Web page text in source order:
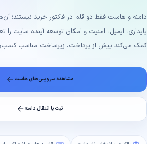
دامنه و هاست فقط دو قلم در فاکتور خرید نیستند؛
پایداری، ایمیل، امنیت و امکان توسعه آینده سایت را
کمک می‌کند پیش از پرداخت، زیرساخت مناسب
مشاهده سرویس‌های هاست
ثبت یا انتقال دامنه